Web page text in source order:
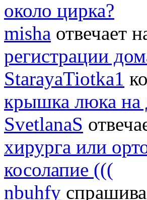
около цирка?
misha отвечает
регистрации
StarayaTiotka1
крышка люка на
SvetlanaS
хирурга или
косолапие (((
nbuhfy